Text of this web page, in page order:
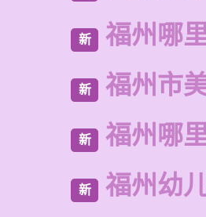
新 福州哪
新 福州市
新 福州哪
新 福州幼